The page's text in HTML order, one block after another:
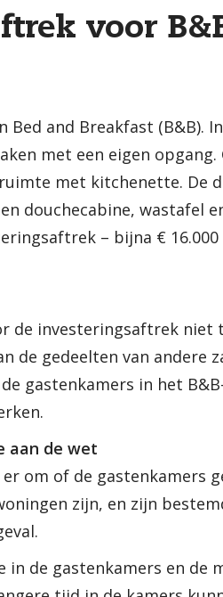
voor
Bed and Breakfast (B&B).
met een eigen
met kitchenette. De
douchecabine, wastafel
– bijna €
de investeringsaftrek
de gedeelten van andere
gastenkamers in het
aan de wet
om of de gastenkamers
zijn, en zijn
in de gastenkamers en de